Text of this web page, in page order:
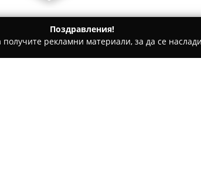
Поздравления!
рекламни материали, за да се